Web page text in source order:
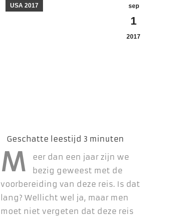
sep
1
2017
USA 2017
M
eer dan een jaar zijn we
bezig geweest met de
voorbereiding van deze reis. Is dat
lang? Wellicht wel ja, maar men
moet niet vergeten dat deze reis